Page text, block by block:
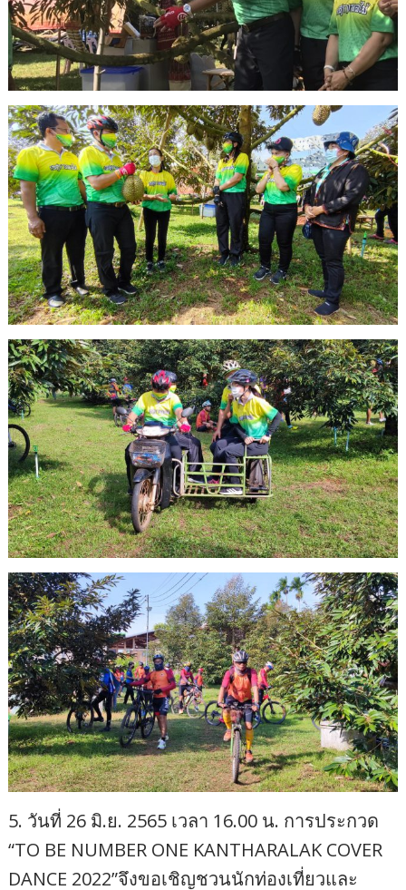
5. วันที่ 26 มิ.ย. 2565 เวลา 16.00 น. การประกวด
“TO BE NUMBER ONE KANTHARALAK COVER
DANCE 2022”จึงขอเชิญชวนนักท่องเที่ยวและ